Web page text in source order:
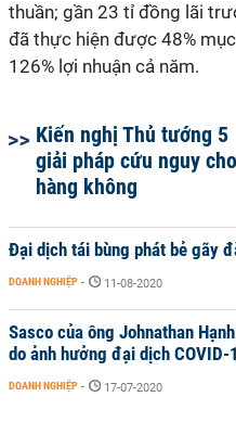
thuần; gần 23 tỉ đồng lãi
đã thực hiện được 48%
126% lợi nhuận cả năm.
Kiến nghị Thủ tướng 5
giải pháp cứu nguy cho
hàng không
Đại dịch tái bùng phát bẻ gãy
DOANH NGHIỆP - 11-08-2020
Sasco của ông Johnathan
do ảnh hưởng đại dịch COVID-
DOANH NGHIỆP - 17-07-2020